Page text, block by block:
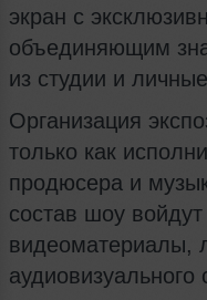
экран с
объединяющим
из студии и
Организация
только как
продюсера и
состав шоу
видеоматериалы,
аудиовизуального